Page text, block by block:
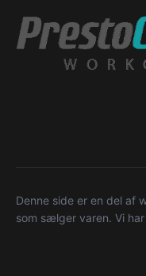
Denne side er en del af
som sælger varen. Vi